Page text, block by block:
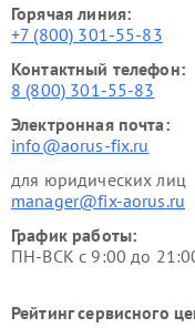
Горячая линия:
+7 (800) 301-55-83
Контактный телефон:
8 (800) 301-55-83
Электронная почта:
info@aorus-fix.ru
для юридических лиц
manager@fix-aorus.ru
График работы:
ПН-ВСК с 9:00 до
Рейтинг сервисного